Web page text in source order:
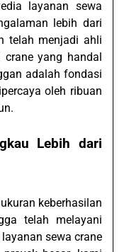
layanan sewa
lebih dari
telah menjadi ahli
yang handal
adalah fondasi
oleh ribuan
Lebih dari
keberhasilan
telah melayani
sewa crane